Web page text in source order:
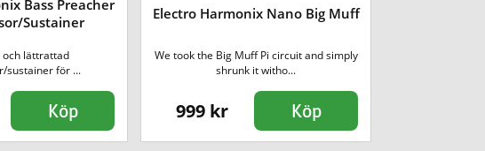
Bass Preacher
Sustainer
och lättrattad
sustainer för ...
Köp
Electro Harmonix Nano Big Muff
We took the Big Muff Pi circuit and simply
shrunk it witho...
999 kr Köp